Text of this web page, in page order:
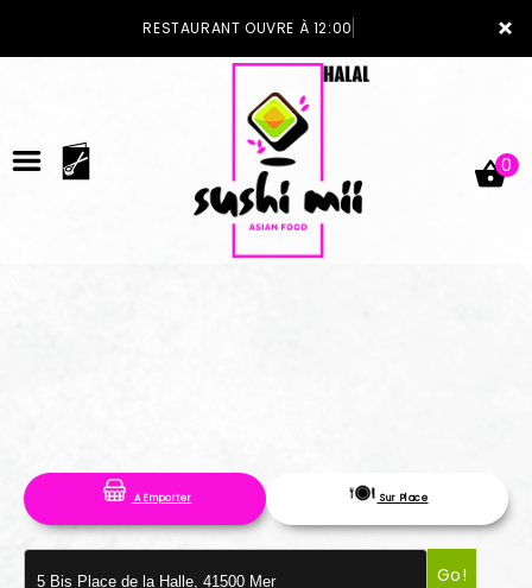
×
RESTAURANT OUVRE À 12:00
NOTRE RESTAURANT
VOS AVIS
0
A Emporter Sur Place
Go!